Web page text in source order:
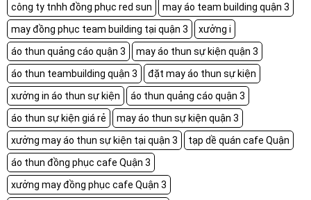
công ty tnhh đồng phục red sun
may áo team building quận 3
may đồng phục team building tại quận 3
xưởng i
áo thun quảng cáo quận 3
may áo thun sự kiện quận 3
áo thun teambuilding quận 3
đặt may áo thun sự kiện
xưởng in áo thun sự kiện
áo thun quảng cáo quận 3
áo thun sự kiện giá rẻ
may áo thun sự kiện quận 3
xưởng may áo thun sự kiện tại quận 3
tạp dề quán cafe Quận
áo thun đồng phục cafe Quận 3
xưởng may đồng phục cafe Quận 3